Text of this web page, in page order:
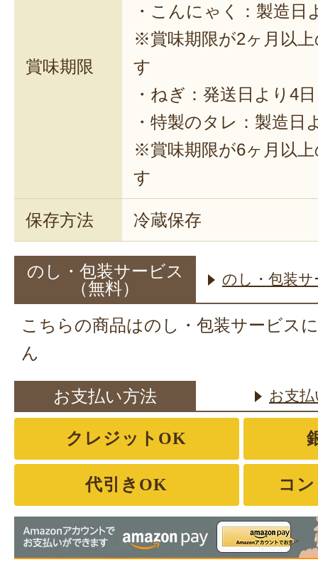
賞味期限
・こんにゃく：製造日
※賞味期限が2ヶ月以
す
・ねぎ：発送日より4日
・特製のタレ：製造日
※賞味期限が6ヶ月以
す
保存方法 冷蔵保存
のし・包装サービス
（無料）
のし・包装
こちらの商品はのし・包装サービス
ん
お支払い方法 お支
クレジットOK
代引きOK コ